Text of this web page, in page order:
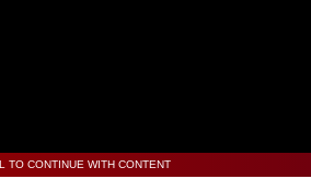
TO CONTINUE WITH CONTENT